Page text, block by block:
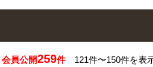
会員公開259件121件〜150件を表